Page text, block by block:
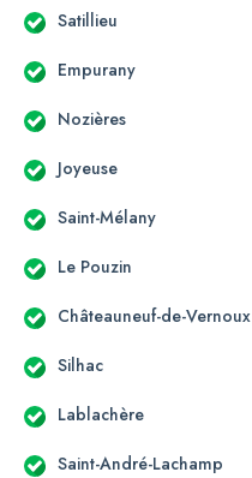
Satillieu
Empurany
Nozières
Joyeuse
Saint-Mélany
Le Pouzin
Châteauneuf-de-Vernoux
Silhac
Lablachère
Saint-André-Lachamp